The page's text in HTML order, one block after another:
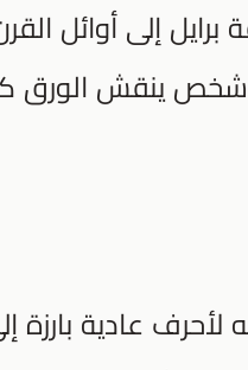
برايل إلى أوائل
ينقش الورق
لأحرف عادية